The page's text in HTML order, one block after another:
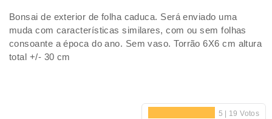
Bonsai de exterior de folha caduca. Será enviado uma
muda com características similares, com ou sem folhas
consoante a época do ano. Sem vaso. Torrão 6X6 cm altura
total +/- 30 cm